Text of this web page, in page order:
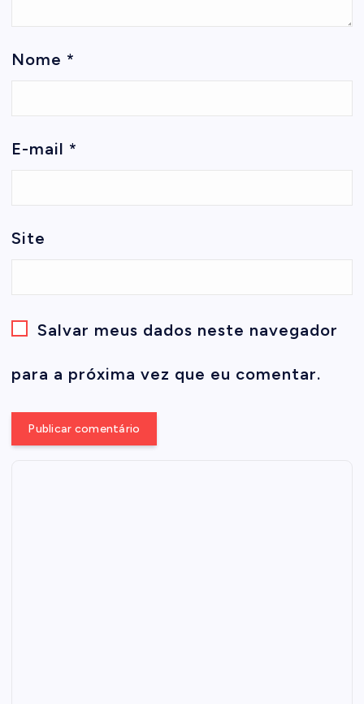
Nome *
E-mail *
Site
Salvar meus dados neste navegador
para a próxima vez que eu comentar.